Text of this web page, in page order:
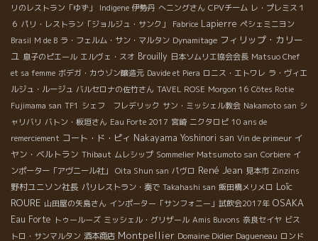
リのレストラン「ゆず」
Indigene 伊勢丹 へニングさん CPVチーム レ・プレミス１
６ パリ・レストラン「ジョルジュ・サンク」 Fabrice Lapierre ペシェミニヨン
Brasil M de B ラ・フェルム・サン・マルタン Dynamitage フィリップ・カリー
ユ 息子のピエール エルヴェ・スオ Brouilly 日本ソムリエ協会会長 Matsuo Chef
et sa femme ボデガ・カウゾン醸造元 Davide et Piera ロニス・エトワレ ラ・ヴィエ
ルジュ・ルージュ バルセロナの佐竹さん TAVEL ROSE Morgon 16 Côtes Rotie
Fujimama san TF1 シェフ フレデリック サン・ミッシェル教会 Nakamoto san シ
ャリバリ バトン・板垣さん Eau Forte 2017 宮崎 ニクタロピ 10 ans de
remerciement コート・ド・ピィ Nakayama Yoshinori san Vin de primeur イ
ヤン・ベルトラン Thibaut ムレシップ Sommelier Matsumoto san Corbiere イ
ンポーター「アヴニール社」
Oita Shun san パヴロ René Jean 見本市 Zinzins
野村ユニソン社長 パリレストラン・奏で Takahashi san 飯田橋メリメロ Loïc
ROURE 山田屋の矢島さん インポーター「サンフォニー」試飲会2017年 OSAKA
Eau Forte トゥールーズ ミッシェル・グリザール Amis Buvons 奈良セイヤ ビス
トロ・サンマルタン 酒本商店 Montpellier Domaine Didier Dagueneau ロンド